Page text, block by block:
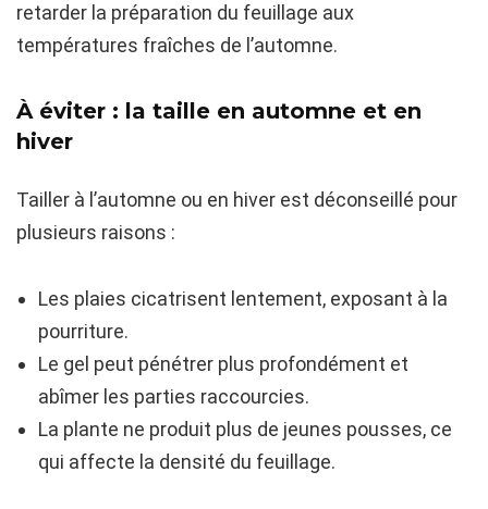
retarder la préparation du feuillage aux
températures fraîches de l’automne.
À éviter : la taille en automne et en
hiver
Tailler à l’automne ou en hiver est déconseillé pour
plusieurs raisons :
Les plaies cicatrisent lentement, exposant à la
pourriture.
Le gel peut pénétrer plus profondément et
abîmer les parties raccourcies.
La plante ne produit plus de jeunes pousses, ce
qui affecte la densité du feuillage.